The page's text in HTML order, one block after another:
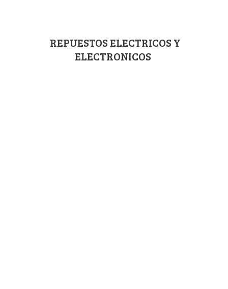
REPUESTOS ELECTRICOS Y
ELECTRONICOS